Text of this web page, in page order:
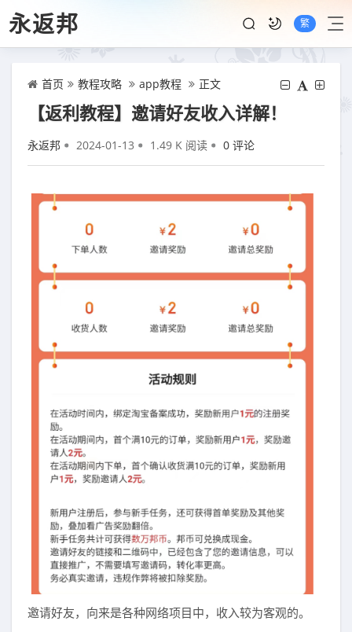
永返邦 繁
首页 教程攻略 app教程 正文
【返利教程】邀请好友收入详解！
永返邦 2024-01-13 1.49 K 阅读 0 评论
邀请好友，向来是各种网络项目中，收入较为客观的。